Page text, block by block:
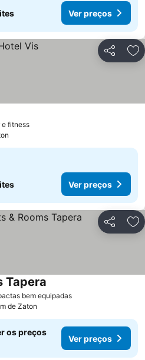
Ver preços
Partilhar
e fitnessVer preços
Ver preços
Partilhar
bem equipadasVer preços
Tapera
de Zaton
os preços
Ver preços